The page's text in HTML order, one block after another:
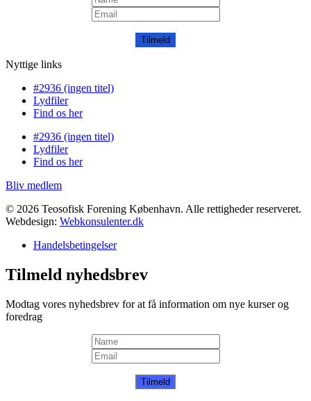
Tilmeld
Nyttige links
#2936 (ingen titel)
Lydfiler
Find os her
#2936 (ingen titel)
Lydfiler
Find os her
Bliv medlem
© 2026 Teosofisk Forening København. Alle rettigheder reserveret.
Webdesign: Webkonsulenter.dk
Handelsbetingelser
Tilmeld nyhedsbrev
Modtag vores nyhedsbrev for at få information om nye kurser og
foredrag
Tilmeld